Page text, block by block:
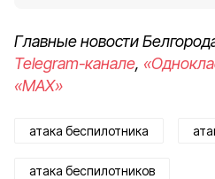
Главные новости
Telegram-канале,
«MAX»
атака беспилотника
атака беспилотников